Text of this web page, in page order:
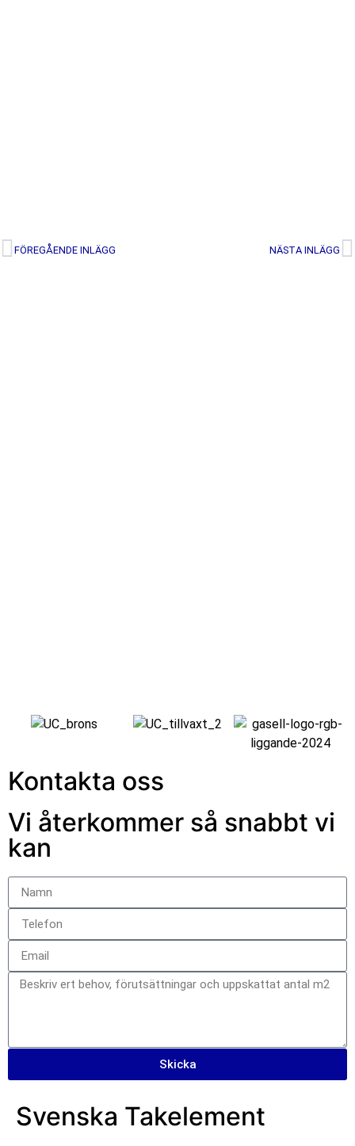
FÖREGÅENDE INLÄGG NÄSTA INLÄGG
Kontakta oss
Vi återkommer så snabbt vi
kan
Skicka
Svenska Takelement